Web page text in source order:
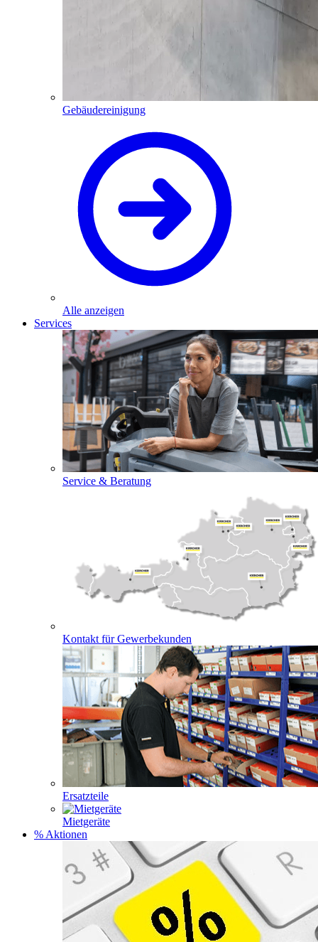
Gebäudereinigung
Alle anzeigen
Services
Service & Beratung
Kontakt für Gewerbekunden
Ersatzteile
Mietgeräte
% Aktionen